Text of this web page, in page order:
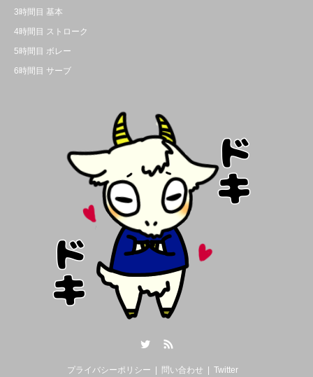
3時間目 基本
4時間目 ストローク
5時間目 ボレー
6時間目 サーブ
プライバシーポリシー 問い合わせ Twitter